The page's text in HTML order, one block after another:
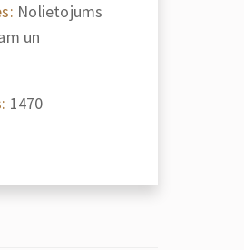
Nolietojums
un
1470